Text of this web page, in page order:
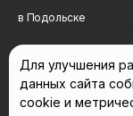
в Подольске
в Сергиевом Посаде
Для улучшения
данных сайта
cookie и